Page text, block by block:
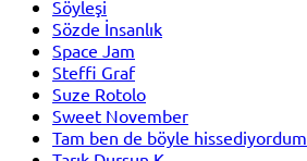
Söyleşi
Sözde İnsanlık
Space Jam
Steffi Graf
Suze Rotolo
Sweet November
Tam ben de böyle hissediyordum